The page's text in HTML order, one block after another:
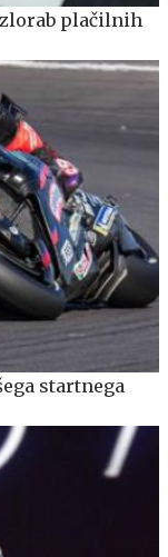
plačilnih
startnega